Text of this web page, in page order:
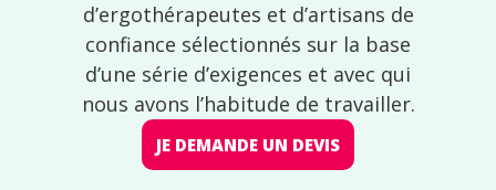
d’ergothérapeutes et d’artisans de
confiance sélectionnés sur la base
d’une série d’exigences et avec qui
nous avons l’habitude de travailler.
JE DEMANDE UN DEVIS